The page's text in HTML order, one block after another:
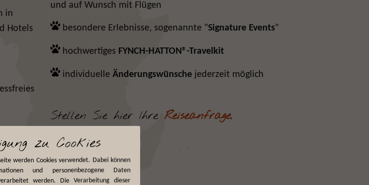
in
Hotels
und auf Wunsch mit Flügen
besondere Erlebnisse, sogenannte "Signature Events"
hochwertiges FYNCH-HATTON®-Travelkit
individuelle Änderungswünsche jederzeit möglich
Stellen Sie hier Ihre Reiseanfrage.
zu Cookies
werden Cookies verwendet. Dabei können
und personenbezogene Daten
werden. Die Verarbeitung dieser